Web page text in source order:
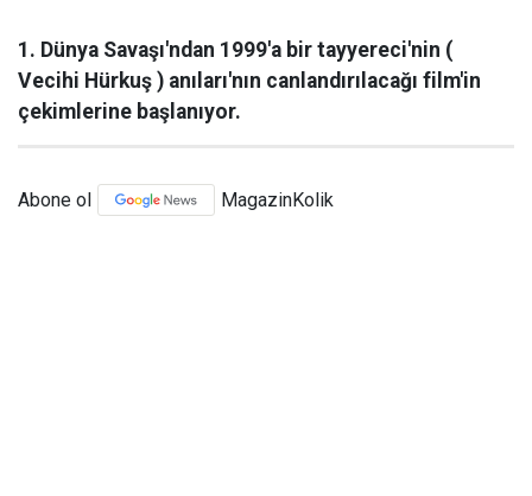
1. Dünya Savaşı'ndan 1999'a bir tayyereci'nin (
Vecihi Hürkuş ) anıları'nın canlandırılacağı film'in
çekimlerine başlanıyor.
Abone ol MagazinKolik